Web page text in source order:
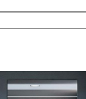
到永平路路口(
頂溪站 2 號出口
法加Line好友